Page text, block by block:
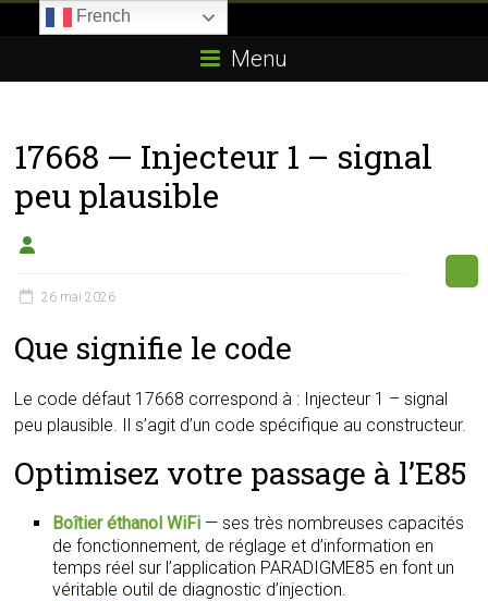
E85.com
passion
boîtier
éthanol
Menu
17668 — Injecteur 1 – signal
peu plausible
26 mai 2026
Que signifie le code
Le code défaut 17668 correspond à : Injecteur 1 – signal
peu plausible. Il s’agit d’un code spécifique au constructeur.
Optimisez votre passage à l’E85
Boîtier éthanol WiFi — ses très nombreuses capacités
de fonctionnement, de réglage et d’information en
temps réel sur l’application PARADIGME85 en font un
véritable outil de diagnostic d’injection.
French